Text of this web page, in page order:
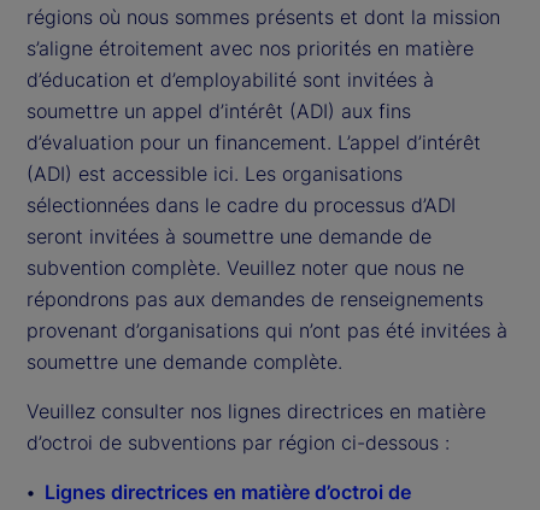
régions où nous sommes présents et dont la mission
s’aligne étroitement avec nos priorités en matière
d’éducation et d’employabilité sont invitées à
soumettre un appel d’intérêt (ADI) aux fins
d’évaluation pour un financement. L’appel d’intérêt
(ADI) est accessible ici. Les organisations
sélectionnées dans le cadre du processus d’ADI
seront invitées à soumettre une demande de
subvention complète. Veuillez noter que nous ne
répondrons pas aux demandes de renseignements
provenant d’organisations qui n’ont pas été invitées à
soumettre une demande complète.
Veuillez consulter nos lignes directrices en matière
d’octroi de subventions par région ci-dessous :
Lignes directrices en matière d’octroi de